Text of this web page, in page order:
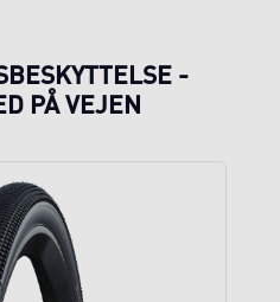
-
PÅ VEJEN